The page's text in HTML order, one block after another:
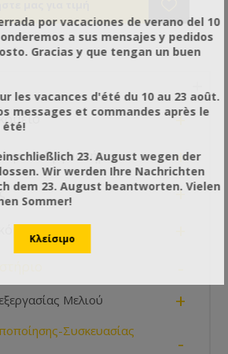
με το άλλο . Έτσι οι
κολλημένες ίσια στα βάζα σας.
των βάζων. Περιορισμός
cm.
+
Εργαστήριο +
+
Μελιού +
Συσκευασίας
-
por vacaciones de verano del 10
a sus mensajes y pedidos
Gracias y que tengan un buen
les vacances d'été du 10 au 23 août.
messages et commandes après le
été!
23. August wegen der
Wir werden Ihre Nachrichten
dem 23. August beantworten. Vielen
Sommer!